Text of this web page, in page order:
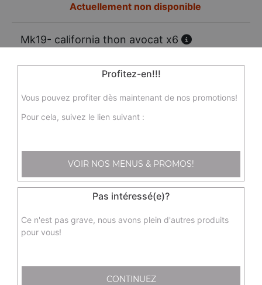
Actuellement non disponible
Mk19- california thon avocat x6
Tempura Crevettes
Mk23 - printemps saumon avocat x6
6.00€
Mk24 - printemps crevette avocat
Profitez-en!!!
Vous pouvez profiter dès maintenant de nos promotions!
Pour cela, suivez le lien suivant :
VOIR NOS MENUS & PROMOS!
Pas intéressé(e)?
Ce n'est pas grave, nous avons plein d'autres produits
pour vous!
CONTINUEZ